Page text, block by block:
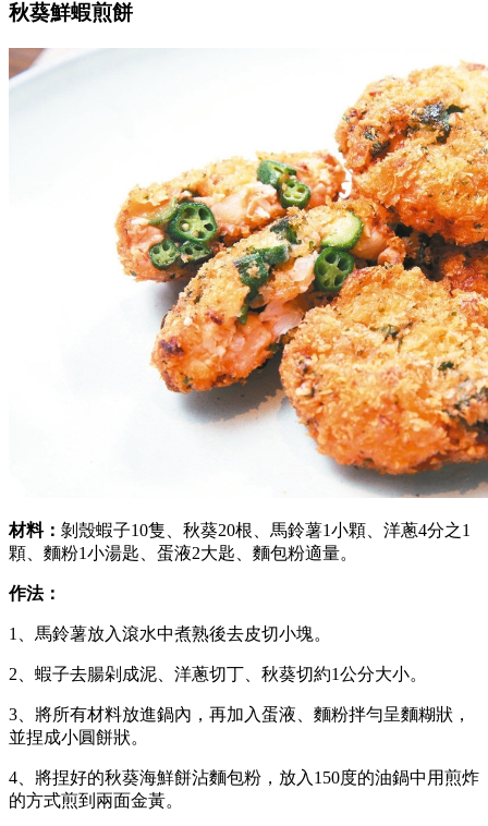
秋葵鮮蝦煎餅
材料： 剝殼蝦子10隻、秋葵20根、馬鈴薯1小顆、洋蔥4分之1
顆、麵粉1小湯匙、蛋液2大匙、麵包粉適量。
作法：
1、馬鈴薯放入滾水中煮熟後去皮切小塊。
2、蝦子去腸剁成泥、洋蔥切丁、秋葵切約1公分大小。
3、將所有材料放進鍋內，再加入蛋液、麵粉拌勻呈麵糊狀，
並捏成小圓餅狀。
4、將捏好的秋葵海鮮餅沾麵包粉，放入150度的油鍋中用煎炸
的方式煎到兩面金黃。